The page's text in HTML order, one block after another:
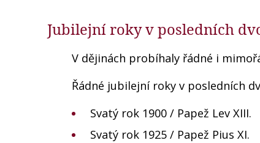
Jubilejní roky v posledních
V dějinách probíhaly řádné i
Řádné jubilejní roky v posledních
Svatý rok 1900 / Papež Lev XIII.
Svatý rok 1925 / Papež Pius XI.